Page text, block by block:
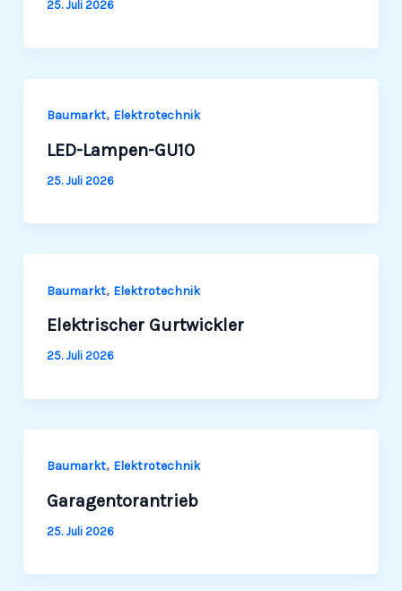
25. Juli 2026
Baumarkt, Elek­tro­technik
LED-Lampen-GU10
25. Juli 2026
Baumarkt, Elek­tro­technik
Elektrischer Gurtwickler
25. Juli 2026
Baumarkt, Elek­tro­technik
Garagentorantrieb
25. Juli 2026